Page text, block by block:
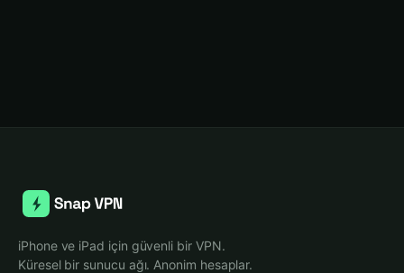
iPhone ve iPad için güvenli bir VPN.
Küresel bir sunucu ağı. Anonim hesaplar.